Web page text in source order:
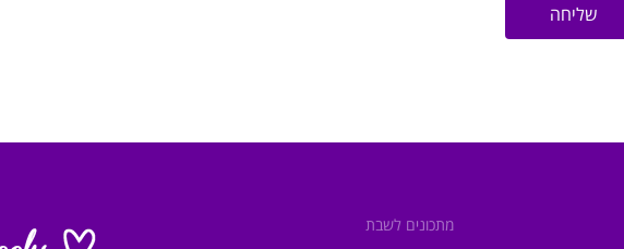
שליחה
מתכונים לשבת